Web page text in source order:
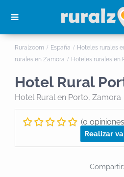
Ruralzoom España Hoteles rurales
rurales en Zamora
Hoteles rurales en
Hotel Rural
Hotel Ruralen Porto, Zamora
(0
Realizar
Compartir: